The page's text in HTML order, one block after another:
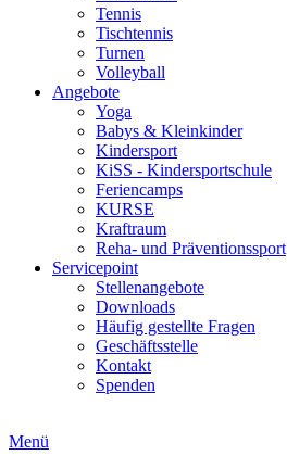
Tennis
Tischtennis
Turnen
Volleyball
Angebote
Yoga
Babys & Kleinkinder
Kindersport
KiSS - Kindersportschule
Feriencamps
KURSE
Kraftraum
Reha- und Präventionssport
Servicepoint
Stellenangebote
Downloads
Häufig gestellte Fragen
Geschäftsstelle
Kontakt
Spenden
Menü